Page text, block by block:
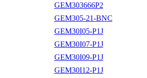
GEM303666P2
GEM305-21-BNC
GEM30I05-P1J
GEM30I07-P1J
GEM30I09-P1J
GEM30I12-P1J